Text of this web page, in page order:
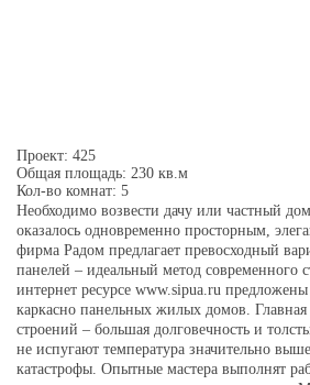
Проект: 425
Общая площадь: 230 кв.м
Кол-во комнат: 5
Необходимо возвести дачу или частный
оказалось одновременно просторным,
фирма Радом предлагает превосходный
панелей – идеальный метод современного
интернет ресурсе www.sipua.ru
каркасно панельных жилых домов. Главная
строений – большая долговечность и
не испугают температура значительно
катастрофы. Опытные мастера выполнят